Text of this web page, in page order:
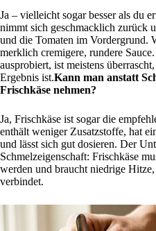
Ja – vielleicht sogar besser als du
nimmt sich geschmacklich zurück
und die Tomaten im Vordergrund.
merklich cremigere, rundere
ausprobiert, ist meistens
Ergebnis ist.Kann man anstatt
Frischkäse nehmen?
Ja, Frischkäse ist sogar die
enthält weniger Zusatzstoffe, hat
und lässt sich gut dosieren. Der
Schmelzeigenschaft: Frischkäse
werden und braucht niedrige
verbindet.